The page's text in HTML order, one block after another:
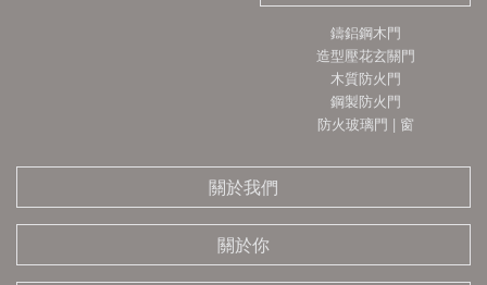
鑄鋁鋼木門
造型壓花玄關門
木質防火門
鋼製防火門
防火玻璃門 | 窗
關於我們
關於你